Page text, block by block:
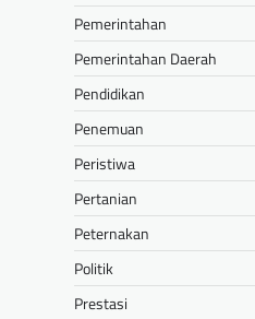
Pemerintahan
Pemerintahan Daerah
Pendidikan
Penemuan
Peristiwa
Pertanian
Peternakan
Politik
Prestasi